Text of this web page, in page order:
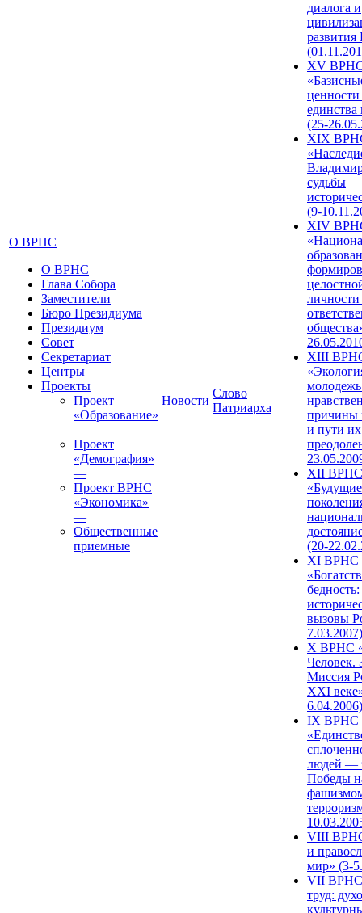
О ВРНС
О ВРНС
Глава Собора
Заместители
Бюро Президиума
Президиум
Совет
Секретариат
Центры
Проекты
Проект
«Образование»
—
Проект
«Демография»
—
Проект ВРНС
«Экономика»
—
Общественные
приемные
Новости
Слово
Патриарха
диалога и
развития
XV
единства
(25-
XIX
судьбы
(9-
XIV
XIII
причины
и пути их
XII ВРНС
«Будущие
(20-
XI ВРНС
бедность:
вызовы
7.03.2007)
X ВРНС
Человек.
Миссия
XXI
6.04.2006)
IX ВРНС
людей —
Победы
VIII
и
мир» (3-
VII ВРНС
труд: